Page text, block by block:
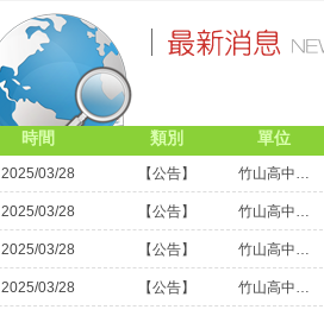
時間 類別 單位
2025/03/28 【公告】 竹山高中校友文教基金會
2025/03/28 【公告】 竹山高中校友文教基金會
2025/03/28 【公告】 竹山高中校友文教基金會
2025/03/28 【公告】 竹山高中校友文教基金會